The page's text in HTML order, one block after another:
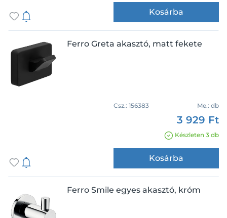
Kosárba
Ferro Greta akasztó, matt fekete
Csz.: 156383 Me.: db
3 929 Ft
Készleten 3 db
Kosárba
Ferro Smile egyes akasztó, króm